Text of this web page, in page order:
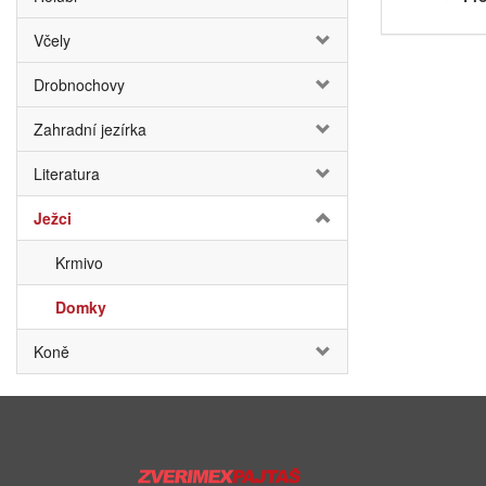
Včely
Drobnochovy
Zahradní jezírka
Literatura
Ježci
Krmivo
Domky
Koně